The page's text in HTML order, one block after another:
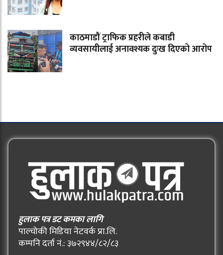
काठमाडौं ट्राफिक प्रहरीले कबाडी
व्यवसायीलाई अनावश्यक दुःख दिएको आरोप
हुलाक पत्र डट कमका लागि
पाल्चोकी मिडिया नेटवर्क प्रा.लि.
कम्पनि दर्ता नं.: ३७२९४४/८२/८३